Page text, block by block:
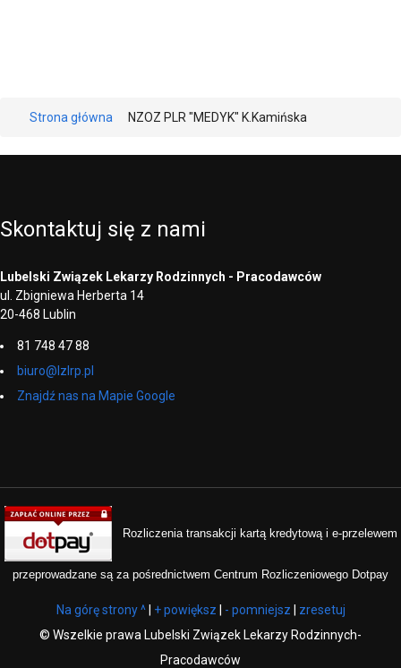
Strona główna NZOZ PLR "MEDYK" K.Kamińska
Skontaktuj się z nami
Lubelski Związek Lekarzy Rodzinnych - Pracodawców
ul. Zbigniewa Herberta 14
20-468 Lublin
81 748 47 88
biuro@lzlrp.pl
Znajdź nas na Mapie Google
Rozliczenia transakcji kartą kredytową i e-przelewem
przeprowadzane są za pośrednictwem Centrum Rozliczeniowego Dotpay
Na górę strony ^| + powiększ - pomniejsz
zresetuj
© Wszelkie prawa Lubelski Związek Lekarzy Rodzinnych-
Pracodawców